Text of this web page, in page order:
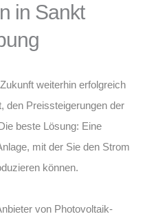
in Sankt
weiterhin erfolgreich
den Preissteigerungen der
beste Lösung: Eine
mit der Sie den Strom
können.
von Photovoltaik-